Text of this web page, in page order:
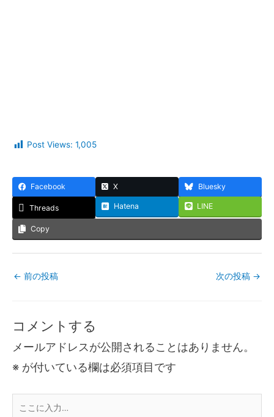
Post Views: 1,005
Facebook X Bluesky
Threads Hatena LINE
Copy
← 前の投稿 次の投稿 →
コメントする
メールアドレスが公開されることはありません。
※ が付いている欄は必須項目です